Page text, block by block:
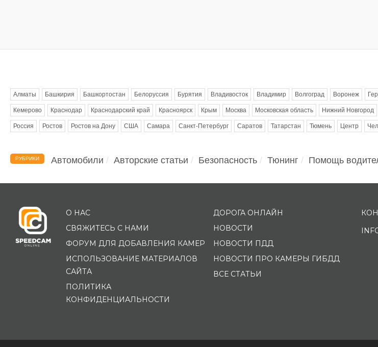
Алматы Башкирия Башкортостан Белоруссия Бурятия Владивосток Владимир Волгоград Воронеж
Кемерово Краснодар Краснодарский край Красноярск Крым Москва Московская область Нижний Новгород
Россия Ростов Ростов на Дону США Самара Санкт-Петербург Саратов Татарстан Тюмень Центр
РУБРИКИ Автомобили Авторские статьи Безопасность Тюнинг Помощь
О НАС
СВЯЖИТЕСЬ С НАМИ
ФОРУМ ДЛЯ ДОБАВЛЕНИЯ КАМЕР
ИСПОЛЬЗОВАНИЕ МАТЕРИАЛОВ
САЙТА
ПОЛИТИКА
КОНФИДЕНЦИАЛЬНОСТИ
ДОРОГА ОНЛАЙН
НОВОСТИ
НОВОСТИ ПДД
НОВОСТИ ПРО КАМЕРЫ ГИБДД
ВСЕ СТАТЬИ